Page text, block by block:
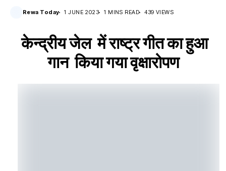
Rewa Today 1 JUNE 2023 1 MINS READ 439 VIEWS
केन्द्रीय जेल में राष्ट्र गीत का हुआ
गान किया गया वृक्षारोपण